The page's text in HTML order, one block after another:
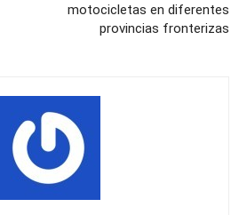
motocicletas en diferentes
provincias fronterizas